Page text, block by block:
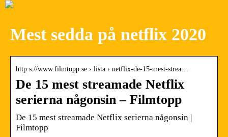
Mest sedda på netflix 2020
http s://www.filmtopp.se › lista › netflix-de-15-mest-strea…
De 15 mest streamade Netflix
serierna någonsin – Filmtopp
De 15 mest streamade Netflix serierna någonsin |
Filmtopp